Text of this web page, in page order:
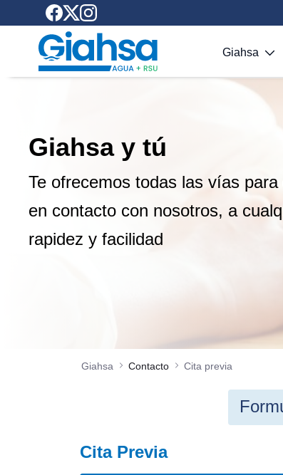
Saltar al contenido principal
Giahsa
Giahsa y tú
Te ofrecemos todas las vías
en contacto con nosotros, a
rapidez y facilidad
Giahsa Contacto Cita previa
Cita Previa